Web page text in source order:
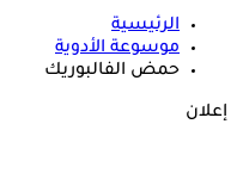
الرئيسية
موسوعة الأدوية
حمض الفالبوريك
إعلان